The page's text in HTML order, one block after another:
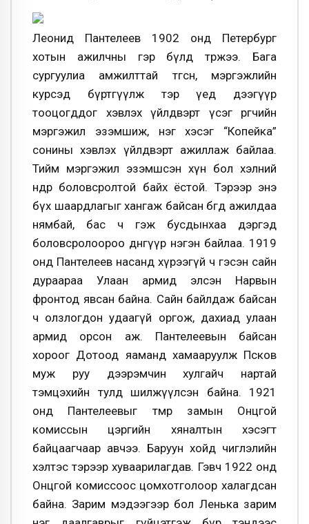
Леонид Пантелеев 1902 онд Петербург
хотын ажилчны гэр бүлд төржээ. Бага
сургуулиа амжилттай төгсөн, мэргэжлийн
курсэд бүртгүүлж тэр үед дээгүүр
тооцогддог хэвлэх үйлдвэрт үсэг өрөгчийн
мэргэжил эзэмшиж, нэг хэсэг “Копейка”
сонины хэвлэх үйлдвэрт ажиллаж байлаа.
Тийм мэргэжил эзэмшсэн хүн бол хэлний
өндөр боловсролтой байх ёстой. Тэрээр энэ
бүх шаардлагыг хангаж байсан бөгөөд ажилдаа
нямбай, бас ч гэж бусдынхаа дэргэд
боловсролоороо дөнгүүр нэгэн байлаа. 1919
онд Пантелеев насанд хүрээгүй ч гэсэн сайн
дураараа Улаан армид элсэн Нарвын
фронтод явсан байна. Сайн байлдаж байсан
ч олзлогдон удаагүй оргож, дахиад улаан
армид орсон аж. Пантелеевын байсан
хороог Дотоод яаманд хамааруулж Псков
муж руу дээрэмчин хулгайч нартай
тэмцэхийн тулд шилжүүлсэн байна. 1921
онд Пантелеевыг төмөр замын Онцгой
комиссын цэргийн хяналтын хэсэгт
байцаагчаар авчээ. Баруун хойд чиглэлийн
хэлтэс тэрээр хуваарилагдав. Гэвч 1922 онд
Онцгой комиссоос цомхотголоор халагдсан
байна. Зарим мэдээгээр бол Ленька зарим